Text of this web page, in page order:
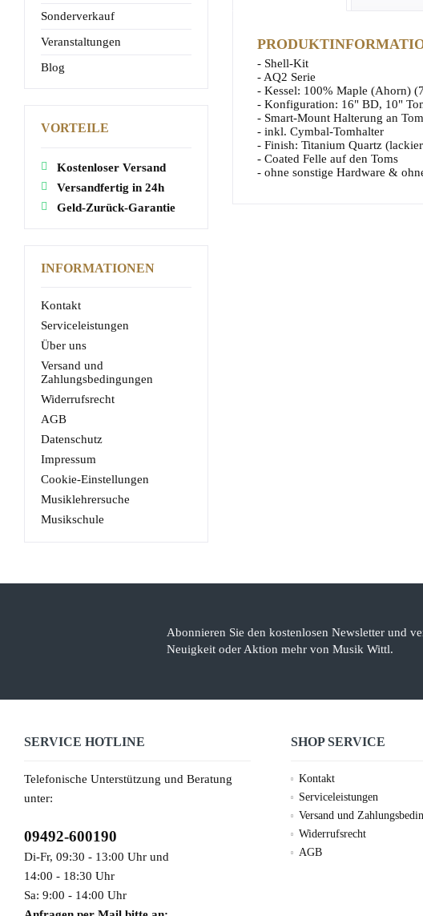
Sonderverkauf
Veranstaltungen
Blog
VORTEILE
Kostenloser Versand
Versandfertig in 24h
Geld-Zurück-Garantie
INFORMATIONEN
Kontakt
Serviceleistungen
Über uns
Versand und
Zahlungsbedingungen
Widerrufsrecht
AGB
Datenschutz
Impressum
Cookie-Einstellungen
Musiklehrersuche
Musikschule
- Shell-Kit
- AQ2 Serie
- Kessel: 100% Maple (Ahorn)
- Konfiguration: 16" BD, 10"
- Smart-Mount Halterung an
- inkl. Cymbal-Tomhalter
- Finish: Titanium Quartz
- Coated Felle auf den Toms
- ohne sonstige Hardware &
Abonnieren Sie den kostenlosen Newsletter und
Neuigkeit oder Aktion mehr von Musik Wittl.
SERVICE HOTLINE
Telefonische Unterstützung und Beratung
unter:
09492-600190
Di-Fr, 09:30 - 13:00 Uhr und
14:00 - 18:30 Uhr
Sa: 9:00 - 14:00 Uhr
SHOP SERVICE
Kontakt
Serviceleistungen
Versand und
Widerrufsrecht
AGB